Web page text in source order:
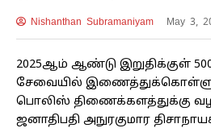
Nishanthan Subramaniyam May 3,
2025ஆம் ஆண்டு இறுதிக்குள்
சேவையில்
பொலிஸ் திணைக்களத்துக்கு
ஜனாதிபதி அநுரகுமார